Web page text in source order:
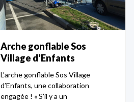
Arche gonflable Sos
Village d’Enfants
L’arche gonflable Sos Village
d’Enfants, une collaboration
engagée ! « S’il y a un